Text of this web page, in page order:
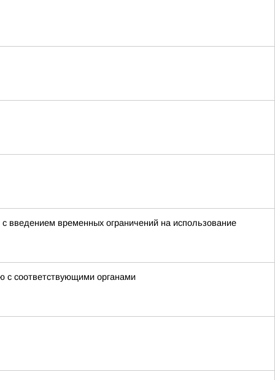
введением временных ограничений на использование
с соответствующими органами